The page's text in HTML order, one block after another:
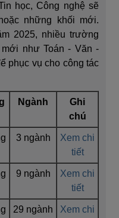
học, Công nghệ sẽ
những khối mới.
2025, nhiều trường
như Toán - Văn -
phục vụ cho công tác
Ngành
Ghi
chú
3 ngành
Xem chi
tiết
9 ngành
Xem chi
tiết
29 ngành
Xem chi